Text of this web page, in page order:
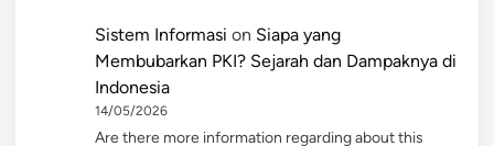
Sistem Informasi on Siapa yang
Membubarkan PKI? Sejarah dan Dampaknya di
Indonesia
14/05/2026
Are there more information regarding about this